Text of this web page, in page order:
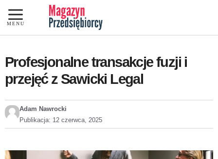
Przejdź
do
treści
MENU
Profesjonalne transakcje fuzji i
przejęć z Sawicki Legal
Adam Nawrocki
Publikacja: 12 czerwca, 2025